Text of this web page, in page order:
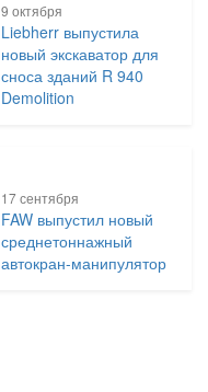
9 октября
Liebherr выпустила
новый экскаватор для
сноса зданий R 940
Demolition
17 сентября
FAW выпустил новый
среднетоннажный
автокран-манипулятор